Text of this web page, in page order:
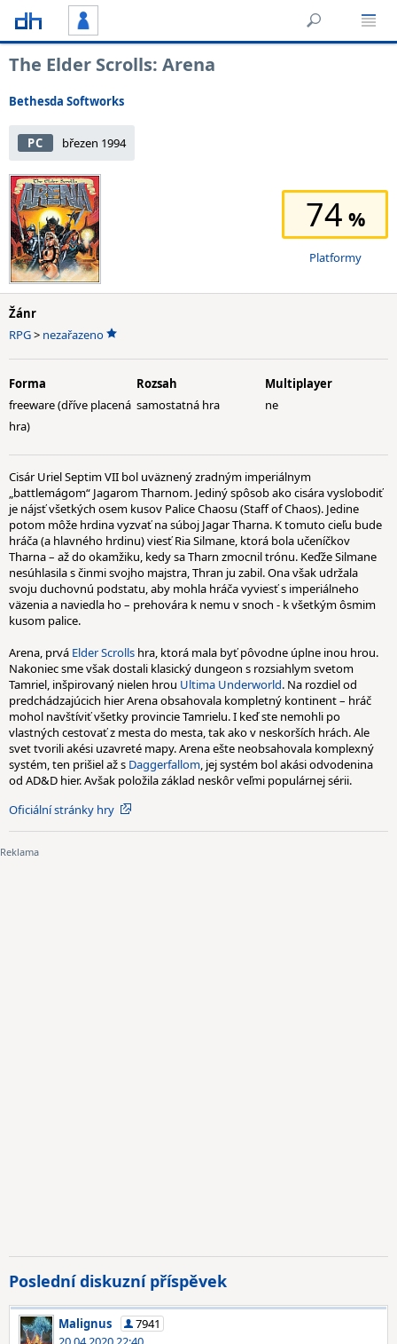
The Elder Scrolls: Arena
Bethesda Softworks
PC březen 1994
74
Platformy
Žánr
RPG> nezařazeno
Forma
freeware (dříve placená
hra)
Rozsah
samostatná hra
Multiplayer
ne
Cisár Uriel Septim VII bol uväznený zradným imperiálnym
„battlemágom“ Jagarom Tharnom. Jediný spôsob ako cisára vyslobodiť
je nájsť všetkých osem kusov Palice Chaosu (Staff of Chaos). Jedine
potom môže hrdina vyzvať na súboj Jagar Tharna. K tomuto cieľu bude
hráča (a hlavného hrdinu) viesť Ria Silmane, ktorá bola učeníčkov
Tharna – až do okamžiku, kedy sa Tharn zmocnil trónu. Keďže Silmane
nesúhlasila s činmi svojho majstra, Thran ju zabil. Ona však udržala
svoju duchovnú podstatu, aby mohla hráča vyviesť s imperiálneho
väzenia a naviedla ho – prehovára k nemu v snoch - k všetkým ôsmim
kusom palice.
Arena, prvá Elder Scrolls hra, ktorá mala byť pôvodne úplne inou hrou.
Nakoniec sme však dostali klasický dungeon s rozsiahlym svetom
Tamriel, inšpirovaný nielen hrou Ultima Underworld. Na rozdiel od
predchádzajúcich hier Arena obsahovala kompletný kontinent – hráč
mohol navštíviť všetky provincie Tamrielu. I keď ste nemohli po
vlastných cestovať z mesta do mesta, tak ako v neskorších hrách. Ale
svet tvorili akési uzavreté mapy. Arena ešte neobsahovala komplexný
systém, ten prišiel až s Daggerfallom, jej systém bol akási odvodenina
od AD&D hier. Avšak položila základ neskôr veľmi populárnej sérii.
Oficiální stránky hry
Poslední diskuzní příspěvek
Malignus
7941